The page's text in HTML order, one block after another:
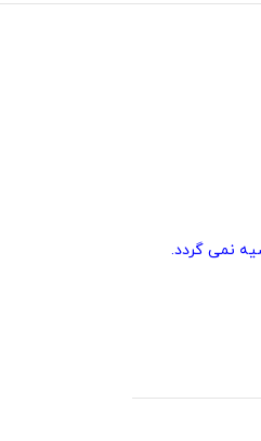
نمی گردد.